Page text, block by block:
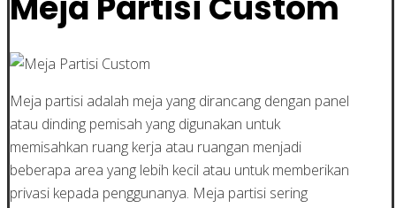
Meja partisi adalah meja yang dirancang dengan panel
atau dinding pemisah yang digunakan untuk
memisahkan ruang kerja atau ruangan menjadi
beberapa area yang lebih kecil atau untuk memberikan
privasi kepada penggunanya. Meja partisi sering